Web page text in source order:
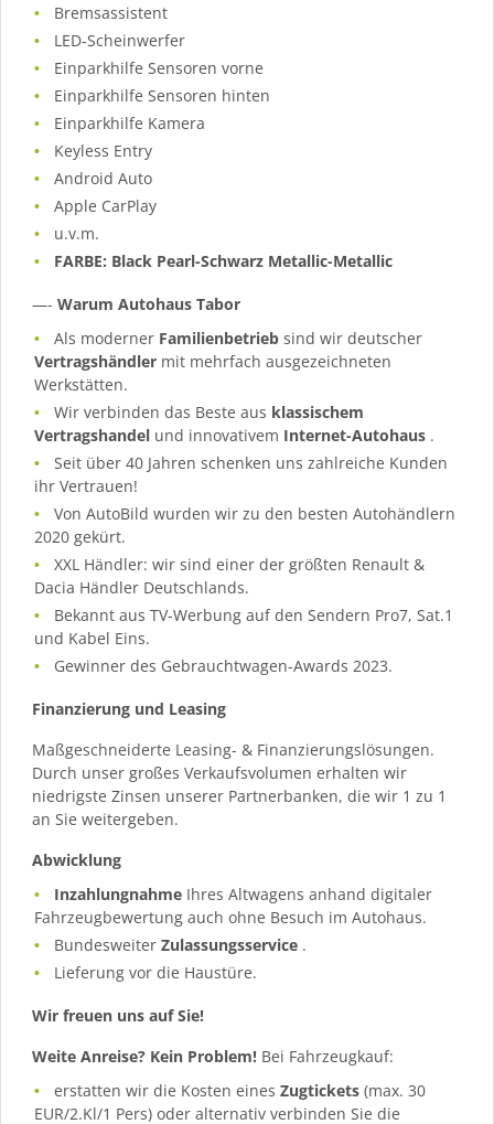
Bremsassistent
LED-Scheinwerfer
Einparkhilfe Sensoren vorne
Einparkhilfe Sensoren hinten
Einparkhilfe Kamera
Keyless Entry
Android Auto
Apple CarPlay
u.v.m.
FARBE: Black Pearl-Schwarz Metallic-Metallic
—- Warum Autohaus Tabor
Als moderner Familienbetrieb sind wir deutscher
Vertragshändler mit mehrfach ausgezeichneten
Werkstätten.
Wir verbinden das Beste aus klassischem
Vertragshandel und innovativem Internet-Autohaus .
Seit über 40 Jahren schenken uns zahlreiche Kunden
ihr Vertrauen!
Von AutoBild wurden wir zu den besten Autohändlern
2020 gekürt.
XXL Händler: wir sind einer der größten Renault &
Dacia Händler Deutschlands.
Bekannt aus TV-Werbung auf den Sendern Pro7, Sat.1
und Kabel Eins.
Gewinner des Gebrauchtwagen-Awards 2023.
Finanzierung und Leasing
Maßgeschneiderte Leasing- & Finanzierungslösungen.
Durch unser großes Verkaufsvolumen erhalten wir
niedrigste Zinsen unserer Partnerbanken, die wir 1 zu 1
an Sie weitergeben.
Abwicklung
Inzahlungnahme Ihres Altwagens anhand digitaler
Fahrzeugbewertung auch ohne Besuch im Autohaus.
BundesweiterZulassungsservice .
Lieferung vor die Haustüre.
Wir freuen uns auf Sie!
Weite Anreise? Kein Problem! Bei Fahrzeugkauf:
erstatten wir die Kosten einesZugtickets (max. 30
EUR/2.Kl/1 Pers) oder alternativ verbinden Sie die